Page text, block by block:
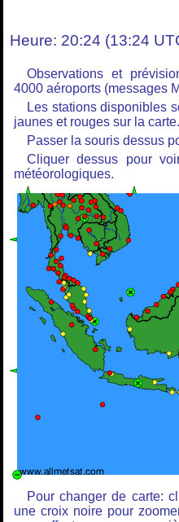
Heure: 20:24 (13:24
Observations et
4000 aéroports (messages
Les stations disponibles
jaunes et rouges sur la carte.
Passer la souris dessus
Cliquer dessus pour
météorologiques.
Pour changer de carte:
une croix noire pour